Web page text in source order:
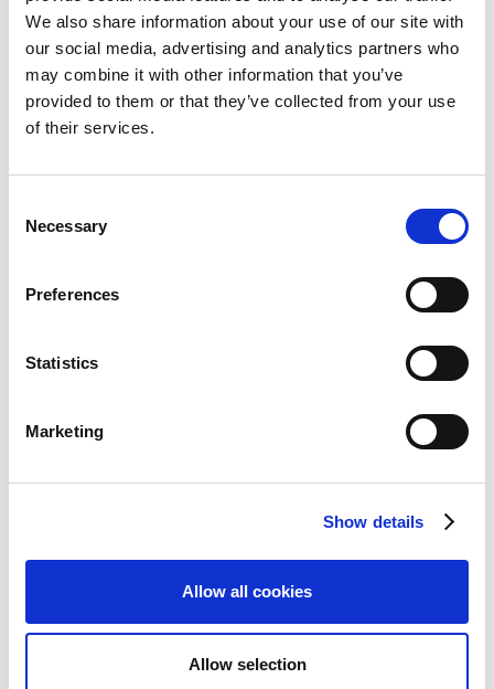
We also share information about your use of our site with
our social media, advertising and analytics partners who
may combine it with other information that you’ve
provided to them or that they’ve collected from your use
of their services.
Selection
Necessary
Preferences
Statistics
Marketing
Show details
Allow all cookies
Allow selection
Opkrævningsmetode . Listen viser kun
opkrævningsmetoder, som tilbydes af det valgte
opkrævningssystem.
For DBCS-SEPA-B2B findes opkrævningsmetoden:
via SEPA Direct Debit på kundernes konto
DBCS SEPA Direct Debit CORE - Direkte træk
Debitor bankkto. kode
. Det er nødvendigt, da
informationen benyttes, når opkrævningsaftalen
oprettes hos Danske Bank.
Danske Bank, medsendes
opkrævningsaftaleinformationerne.
Opkrævningsaftalen er på plads og kan